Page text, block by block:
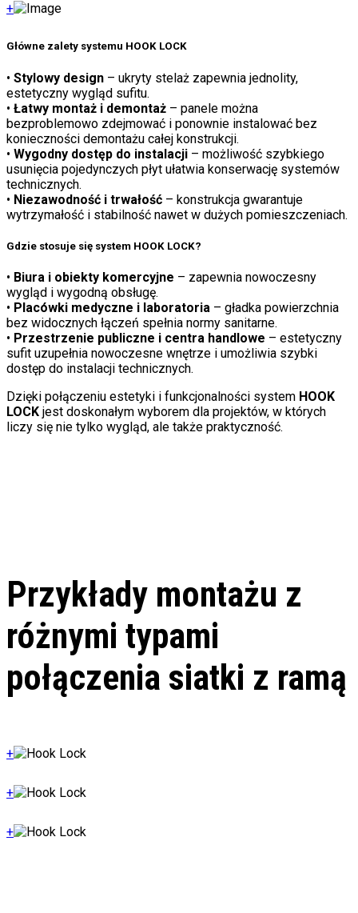
+
Główne zalety systemu HOOK LOCK
• Stylowy design – ukryty stelaż zapewnia jednolity,
estetyczny wygląd sufitu.
• Łatwy montaż i demontaż – panele można
bezproblemowo zdejmować i ponownie instalować bez
konieczności demontażu całej konstrukcji.
• Wygodny dostęp do instalacji – możliwość szybkiego
usunięcia pojedynczych płyt ułatwia konserwację systemów
technicznych.
• Niezawodność i trwałość – konstrukcja gwarantuje
wytrzymałość i stabilność nawet w dużych pomieszczeniach.
Gdzie stosuje się system HOOK LOCK?
• Biura i obiekty komercyjne – zapewnia nowoczesny
wygląd i wygodną obsługę.
• Placówki medyczne i laboratoria – gładka powierzchnia
bez widocznych łączeń spełnia normy sanitarne.
• Przestrzenie publiczne i centra handlowe – estetyczny
sufit uzupełnia nowoczesne wnętrze i umożliwia szybki
dostęp do instalacji technicznych.
Dzięki połączeniu estetyki i funkcjonalności system HOOK
LOCK jest doskonałym wyborem dla projektów, w których
liczy się nie tylko wygląd, ale także praktyczność.
Przykłady montażu z
różnymi typami
połączenia siatki z ramą
+
+
+